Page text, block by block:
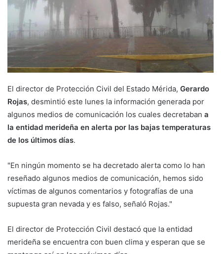
El director de Protección Civil del Estado Mérida, Gerardo
Rojas, desmintió este lunes la información generada por
algunos medios de comunicación los cuales decretaban a
la entidad merideña en alerta por las bajas temperaturas
de los últimos días.
"En ningún momento se ha decretado alerta como lo han
reseñado algunos medios de comunicación, hemos sido
víctimas de algunos comentarios y fotografías de una
supuesta gran nevada y es falso, señaló Rojas."
El director de Protección Civil destacó que la entidad
merideña se encuentra con buen clima y esperan que se